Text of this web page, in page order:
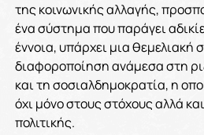
της κοινωνικής αλλαγής,
ένα σύστημα που παράγει
έννοια, υπάρχει μια θεμελιακή
διαφοροποίηση ανάμεσα στη
και τη σοσιαλδημοκρατία, η
όχι μόνο στους στόχους αλλά
πολιτικής.